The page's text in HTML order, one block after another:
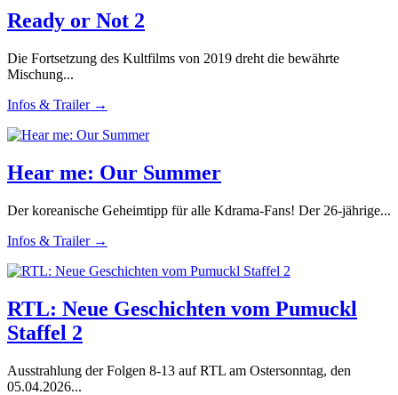
Ready or Not 2
Die Fortsetzung des Kultfilms von 2019 dreht die bewährte
Mischung...
Infos & Trailer →
Hear me: Our Summer
Der koreanische Geheimtipp für alle Kdrama-Fans! Der 26-jährige...
Infos & Trailer →
RTL: Neue Geschichten vom Pumuckl
Staffel 2
Ausstrahlung der Folgen 8-13 auf RTL am Ostersonntag, den
05.04.2026...